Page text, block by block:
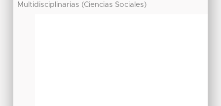
Multidisciplinarias (Ciencias Sociales)